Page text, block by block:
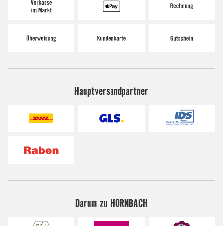
Hauptversandpartner
Darum zu HORNBACH